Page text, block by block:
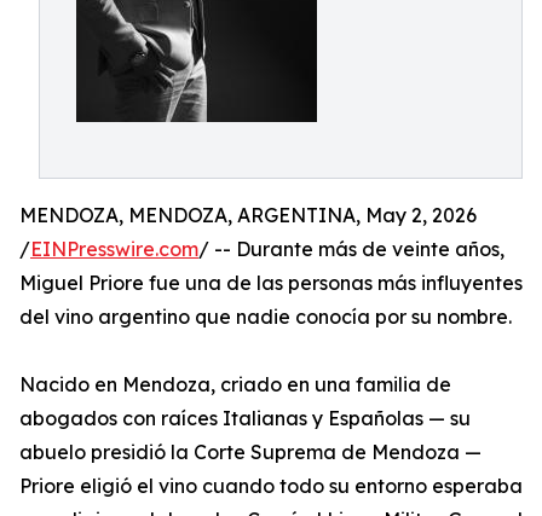
MENDOZA, MENDOZA, ARGENTINA, May 2, 2026
/EINPresswire.com/ -- Durante más de veinte años,
Miguel Priore fue una de las personas más influyentes
del vino argentino que nadie conocía por su nombre.
Nacido en Mendoza, criado en una familia de
abogados con raíces Italianas y Españolas — su
abuelo presidió la Corte Suprema de Mendoza —
Priore eligió el vino cuando todo su entorno esperaba